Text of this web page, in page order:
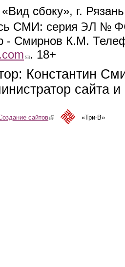
сбоку», г.
СМИ: серия ЭЛ №
- Смирнов К.М.
(link sends e-mail)
. 18+
Константин
сайта
сайтов(link is external)«Три-В»